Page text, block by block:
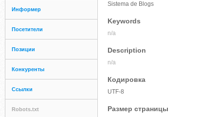
Информер
Посетители
Позиции
Конкуренты
Ссылки
Robots.txt
Sistema de Blogs
Keywords
n/a
Description
n/a
Кодировка
UTF-8
Размер страницы